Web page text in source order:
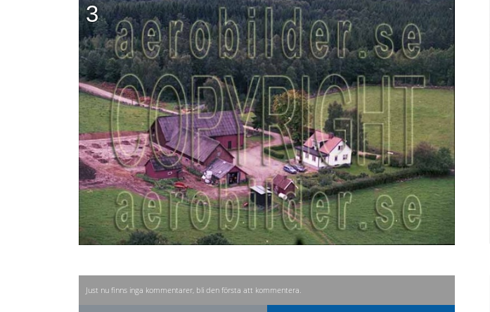
3
Just nu finns inga kommentarer, bli den första att kommentera.